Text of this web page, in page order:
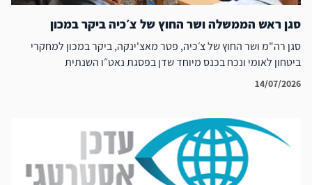
סגן ראש הממשלה ושר החוץ של צ׳כיה ביקר במכון
סגן רה"מ ושר החוץ של צ׳כיה, פטר מאצ'ינקה, ביקר במכון למחקרי
ביטחון לאומי ונכח בכנס מיוחד שדן בפסגת נאט״ו השנתית
14/07/2026